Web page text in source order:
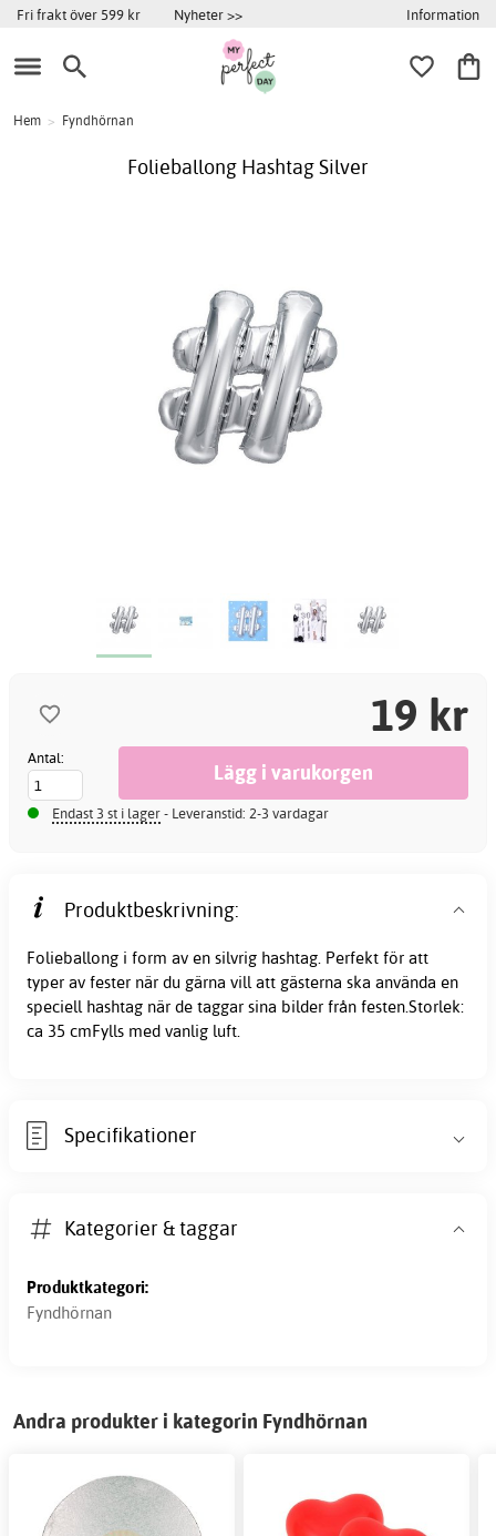
Fri frakt över 599 kr Nyheter >> Information
Hem > Fyndhörnan
Folieballong Hashtag Silver
19 kr
Antal:
Endast 3 st i lager- Leveranstid: 2-3 vardagar
Produktbeskrivning:
Folieballong i form av en silvrig hashtag. Perfekt för att
typer av fester när du gärna vill att gästerna ska använda en
speciell hashtag när de taggar sina bilder från festen.Storlek:
ca 35 cmFylls med vanlig luft.
Specifikationer
Kategorier & taggar
Produktkategori:
Fyndhörnan
Andra produkter i kategorin Fyndhörnan